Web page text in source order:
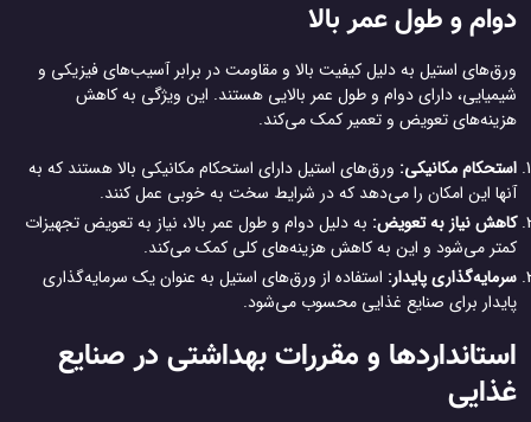
دوام و طول عمر بالا
ورق‌های استیل به دلیل کیفیت بالا و مقاومت در برابر آسیب‌های فیزیکی و
شیمیایی، دارای دوام و طول عمر بالایی هستند. این ویژگی به کاهش
هزینه‌های تعویض و تعمیر کمک می‌کند.
استحکام مکانیکی: ورق‌های استیل دارای استحکام مکانیکی بالا هستند که به
آنها این امکان را می‌دهد که در شرایط سخت به خوبی عمل کنند.
کاهش نیاز به تعویض: به دلیل دوام و طول عمر بالا، نیاز به تعویض تجهیزات
کمتر می‌شود و این به کاهش هزینه‌های کلی کمک می‌کند.
سرمایه‌گذاری پایدار: استفاده از ورق‌های استیل به عنوان یک سرمایه‌گذاری
پایدار برای صنایع غذایی محسوب می‌شود.
استانداردها و مقررات بهداشتی در صنایع
غذایی